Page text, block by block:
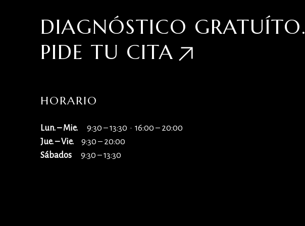
DIAGNÓSTICO GRATUÍTO.
PIDE TU CITA
HORARIO
Lun. – Mie. 9:30 – 13:30 · 16:00 – 20:00
Jue. – Vie. 9:30 – 20:00
Sábados 9:30 – 13:30